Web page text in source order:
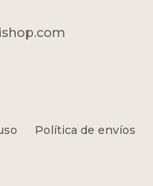
Política de envíos